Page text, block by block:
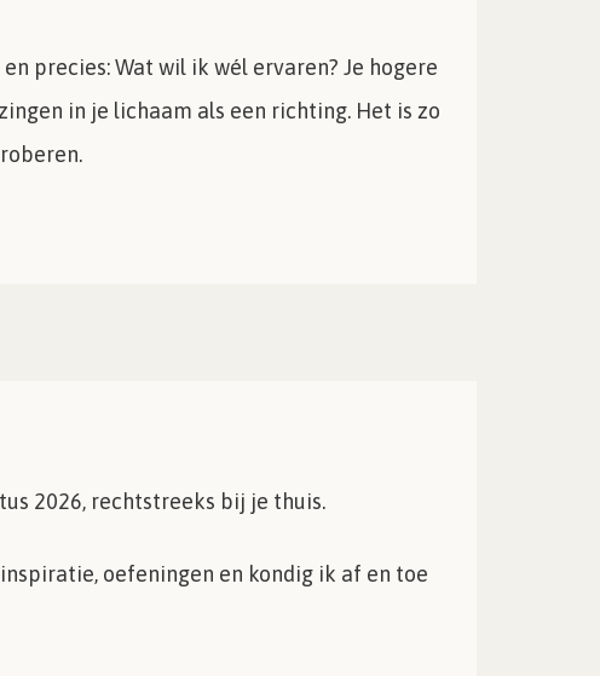
precies: Wat wil ik wél ervaren? Je hogere
in je lichaam als een richting. Het is zo
2026, rechtstreeks bij je thuis.
oefeningen en kondig ik af en toe